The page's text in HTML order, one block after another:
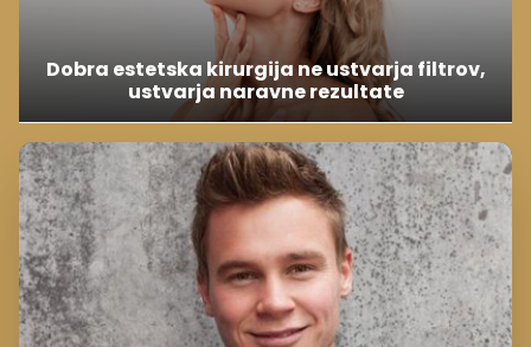
Dobra estetska kirurgija ne ustvarja filtrov,
ustvarja naravne rezultate